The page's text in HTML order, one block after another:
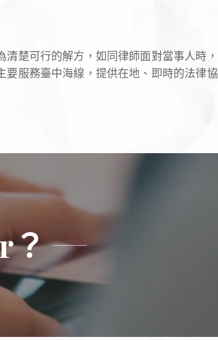
楚可行的解方，如同律師面對當事人時，
服務臺中海線，提供在地、即時的法律協
？